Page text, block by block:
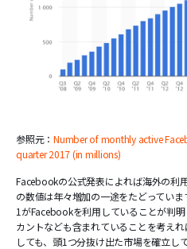
参照元：Number of monthly active
quarter 2017 (in millions)
Facebookの公式発表によれば海外の利
の数値は年々増加の一途をたどってい
1がFacebookを利用していることが判
カントなども含まれていることを考え
しても、頭1つ分抜け出た市場を確立し